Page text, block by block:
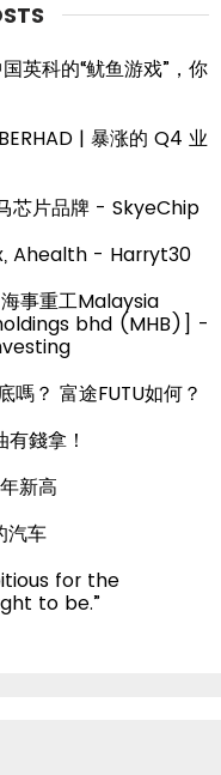
英科的“鱿鱼游戏”，你
| 暴涨的 Q4 业
芯片品牌 - SkyeChip
Ahealth - Harryt30
事重工Malaysia
bhd (MHB)] -
嗎？ 富途FUTU如何？
錢拿！
新高
汽车
for the
to be.”